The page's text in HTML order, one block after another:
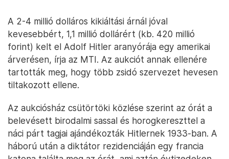
A 2-4 millió dolláros kikiáltási árnál jóval
kevesebbért, 1,1 millió dollárért (kb. 420 millió
forint) kelt el Adolf Hitler aranyórája egy amerikai
árverésen, írja az MTI. Az aukciót annak ellenére
tartották meg, hogy több zsidó szervezet hevesen
tiltakozott ellene.
Az aukciósház csütörtöki közlése szerint az órát a
belevésett birodalmi sassal és horogkereszttel a
náci párt tagjai ajándékozták Hitlernek 1933-ban. A
háború után a diktátor rezidenciáján egy francia